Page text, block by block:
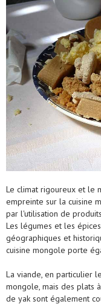
Le climat rigoureux et le
empreinte sur la cuisine
par l'utilisation de
Les légumes et les
géographiques et
cuisine mongole porte
La viande, en particulier
mongole, mais des plats
de yak sont également